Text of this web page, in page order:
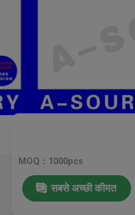
MOQ：1000pcs
सबसे अच्छी कीमत